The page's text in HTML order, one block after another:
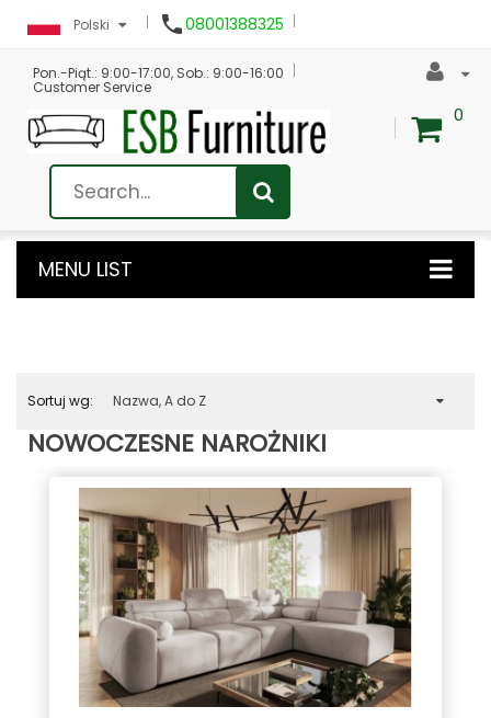
Polski 08001388325
Pon.-Piąt.: 9:00-17:00, Sob.: 9:00-16:00
Customer Service
0
MENU LIST
Sortuj wg: Nazwa, A do Z
NOWOCZESNE NAROŻNIKI